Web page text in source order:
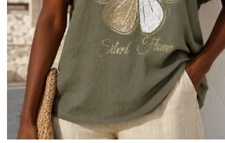
TALIANSKA POHODLNÁ TEPLÁKOVÁ
SÚPRAVA K6171G
€44